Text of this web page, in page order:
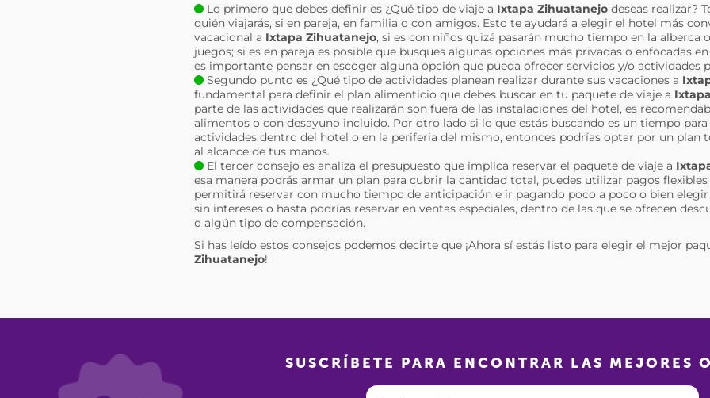
Lo primero que debes definir es ¿Qué tipo de viaje a Ixtapa Zihuatanejodeseas realizar?
quién viajarás, si en pareja, en familia o con amigos. Esto te ayudará a elegir el hotel más
vacacional a Ixtapa Zihuatanejo, si es con niños quizá pasarán mucho tiempo en la alberca
juegos; si es en pareja es posible que busques algunas opciones más privadas o enfocadas
es importante pensar en escoger alguna opción que pueda ofrecer servicios y/o actividades
Segundo punto es ¿Qué tipo de actividades planean realizar durante sus vacaciones a
fundamental para definir el plan alimenticio que debes buscar en tu paquete de viaje a
parte de las actividades que realizarán son fuera de las instalaciones del hotel, es
alimentos o con desayuno incluido. Por otro lado si lo que estás buscando es un tiempo para
actividades dentro del hotel o en la periferia del mismo, entonces podrías optar por un plan
al alcance de tus manos.
El tercer consejo es analiza el presupuesto que implica reservar el paquete de viaje a
esa manera podrás armar un plan para cubrir la cantidad total, puedes utilizar pagos
permitirá reservar con mucho tiempo de anticipación e ir pagando poco a poco o bien
sin intereses o hasta podrías reservar en ventas especiales, dentro de las que se ofrecen
o algún tipo de compensación.
Si has leído estos consejos podemos decirte que ¡Ahora sí estás listo para elegir el mejor
Zihuatanejo!
SUSCRÍBETE PARA ENCONTRAR LAS MEJORES